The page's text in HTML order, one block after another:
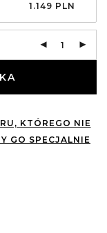
1.149 PLN
KTÓREGO NIE
GO SPECJALNIE